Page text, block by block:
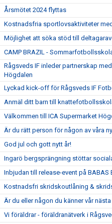
Årsmötet 2024 flyttas
Kostnadsfria sportlovsaktiviteter
Möjlighet att söka stöd till
CAMP BRAZIL -
Rågsveds IF inleder partnerskap
Högdalen
Lyckad kick-off för Rågsveds IF
Anmäl ditt barn till
Välkommen till ICA Supermarket
Är du rätt person för någon av våra
God jul och gott nytt år!
Ingarö bergsprängning stöttar
Inbjudan till release-event på BABAS
Kostnadsfri skridskoutlåning &
Är du eller någon du känner vår
Vi föräldrar - föräldranätverk i